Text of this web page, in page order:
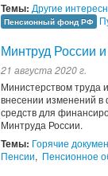
Темы: Другие
Пенсионный фонд РФ
Минтруд России
21 августа 2020 г.
Министерством труда
внесении изменений
средств для
Минтруда России.
Темы: Горячие
Пенсии, Пенсионное